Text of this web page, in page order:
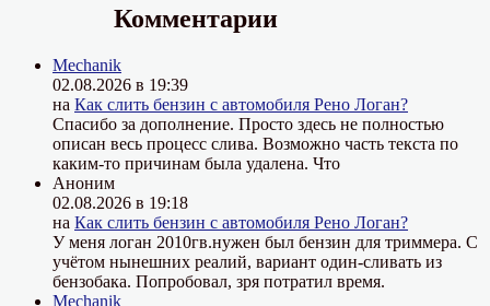
Комментарии
Mechanik
02.08.2026 в 19:39
на Как слить бензин с автомобиля Рено Логан?
Спасибо за дополнение. Просто здесь не полностью
описан весь процесс слива. Возможно часть текста по
каким-то причинам была удалена. Что
Аноним
02.08.2026 в 19:18
на Как слить бензин с автомобиля Рено Логан?
У меня логан 2010гв.нужен был бензин для триммера. С
учётом нынешних реалий, вариант один-сливать из
бензобака. Попробовал, зря потратил время.
Mechanik